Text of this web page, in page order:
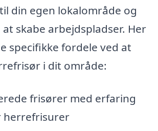
din egen lokalområde og
skabe arbejdspladser. Her
specifikke fordele ved at
i dit område:
frisører med erfaring
herrefrisurer